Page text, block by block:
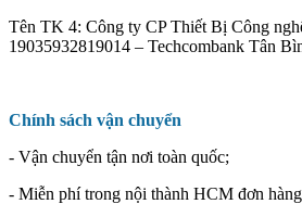
Tên TK 4: Công ty CP Thiết Bị Công
19035932819014 – Techcombank Tân
Chính sách vận chuyển
- Vận chuyển tận nơi toàn quốc;
- Miễn phí trong nội thành HCM đơn